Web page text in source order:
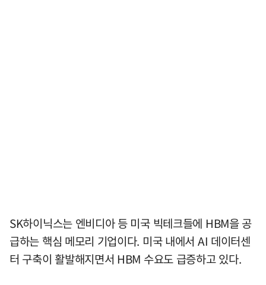
SK하이닉스는 엔비디아 등 미국 빅테크들에 HBM을 공
급하는 핵심 메모리 기업이다. 미국 내에서 AI 데이터센
터 구축이 활발해지면서 HBM 수요도 급증하고 있다.